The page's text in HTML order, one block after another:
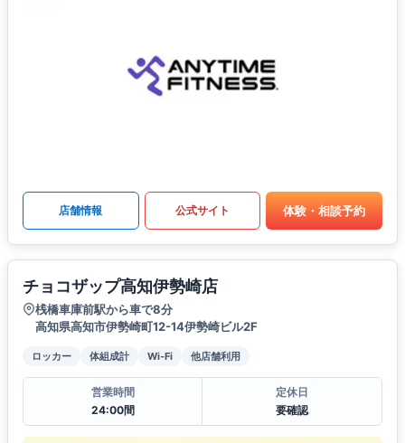
店舗情報 公式サイト 体験・相談予約
チョコザップ高知伊勢崎店
桟橋車庫前駅から車で8分
高知県高知市伊勢崎町12-14伊勢崎ビル2F
ロッカー 体組成計 Wi-Fi 他店舗利用
営業時間
24:00間
定休日
要確認